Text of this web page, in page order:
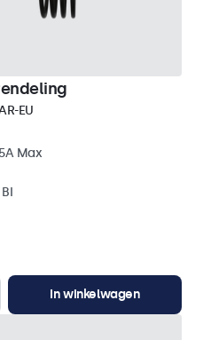
EU
Max
In winkelwagen